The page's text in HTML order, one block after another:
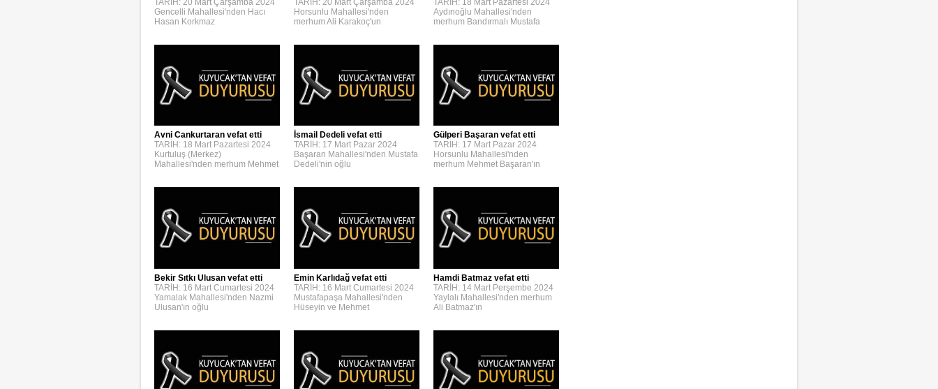
TARİH: 20 Mart Çarşamba 2024
Gencelli Mahallesi'nden Hacı
Hasan Korkmaz
TARİH: 20 Mart Çarşamba 2024
Horsunlu Mahallesi'nden
merhum Ali Karakoç'un
TARİH: 18 Mart Pazartesi 2024
Aydınoğlu Mahallesi'nden
merhum Bandırmalı Mustafa
Avni Cankurtaran vefat etti
TARİH: 18 Mart Pazartesi 2024
Kurtuluş (Merkez)
Mahallesi'nden merhum Mehmet
İsmail Dedeli vefat etti
TARİH: 17 Mart Pazar 2024
Başaran Mahallesi'nden Mustafa
Dedeli'nin oğlu
Gülperi Başaran vefat etti
TARİH: 17 Mart Pazar 2024
Horsunlu Mahallesi'nden
merhum Mehmet Başaran'ın
Bekir Sıtkı Ulusan vefat etti
TARİH: 16 Mart Cumartesi 2024
Yamalak Mahallesi'nden Nazmi
Ulusan'ın oğlu
Emin Karlıdağ vefat etti
TARİH: 16 Mart Cumartesi 2024
Mustafapaşa Mahallesi'nden
Hüseyin ve Mehmet
Hamdi Batmaz vefat etti
TARİH: 14 Mart Perşembe 2024
Yaylalı Mahallesi'nden merhum
Ali Batmaz'ın